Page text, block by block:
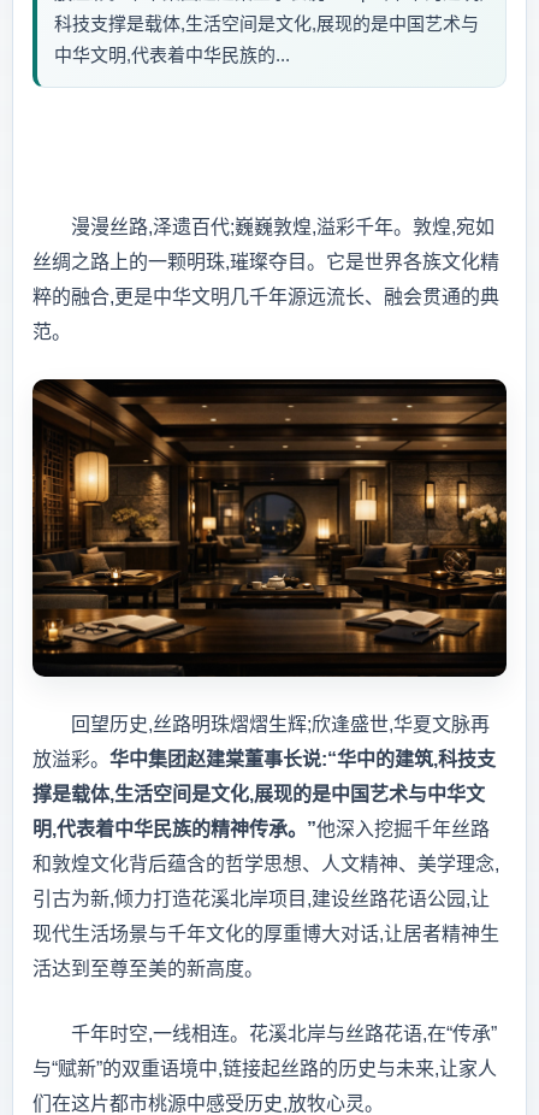
科技支撑是载体,生活空间是文化,展现的是中国艺术与
中华文明,代表着中华民族的...
漫漫丝路,泽遗百代;巍巍敦煌,溢彩千年。敦煌,宛如
丝绸之路上的一颗明珠,璀璨夺目。它是世界各族文化精
粹的融合,更是中华文明几千年源远流长、融会贯通的典
范。
回望历史,丝路明珠熠熠生辉;欣逢盛世,华夏文脉再
放溢彩。 华中集团赵建棠董事长说:“华中的建筑,科技支
撑是载体,生活空间是文化,展现的是中国艺术与中华文
明,代表着中华民族的精神传承。 ”他深入挖掘千年丝路
和敦煌文化背后蕴含的哲学思想、人文精神、美学理念,
引古为新,倾力打造花溪北岸项目,建设丝路花语公园,让
现代生活场景与千年文化的厚重博大对话,让居者精神生
活达到至尊至美的新高度。
千年时空,一线相连。花溪北岸与丝路花语,在“传承”
与“赋新”的双重语境中,链接起丝路的历史与未来,让家人
们在这片都市桃源中感受历史,放牧心灵。